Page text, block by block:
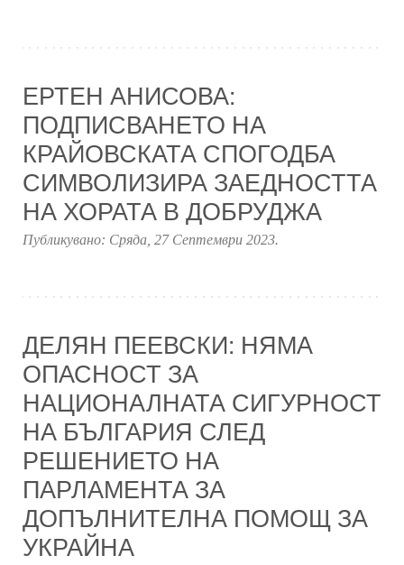
ЕРТЕН АНИСОВА:
ПОДПИСВАНЕТО НА
КРАЙОВСКАТА СПОГОДБА
СИМВОЛИЗИРА ЗАЕДНОСТТА
НА ХОРАТА В ДОБРУДЖА
Публикувано: Сряда, 27 Септември 2023.
ДЕЛЯН ПЕЕВСКИ: НЯМА
ОПАСНОСТ ЗА
НАЦИОНАЛНАТА СИГУРНОСТ
НА БЪЛГАРИЯ СЛЕД
РЕШЕНИЕТО НА
ПАРЛАМЕНТА ЗА
ДОПЪЛНИТЕЛНА ПОМОЩ ЗА
УКРАЙНА